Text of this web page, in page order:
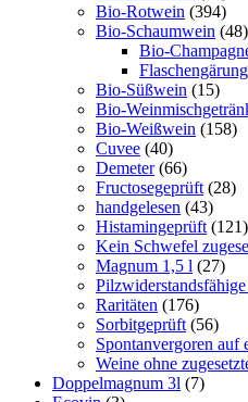
Bio-Rotwein (394)
Bio-Schaumwein (48)
Bio-
Flaschengärung
Bio-Süßwein (15)
Bio-
Bio-Weißwein (158)
Cuvee (40)
Demeter (66)
Fructosegeprüft (28)
handgelesen (43)
Histamingeprüft (121)
Kein Schwefel
Magnum 1,5 l (27)
Raritäten (176)
Sorbitgeprüft (56)
Spontanvergoren auf
Weine ohne
Doppelmagnum 3l (7)